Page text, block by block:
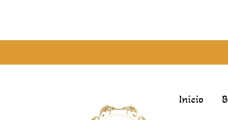
Inicio